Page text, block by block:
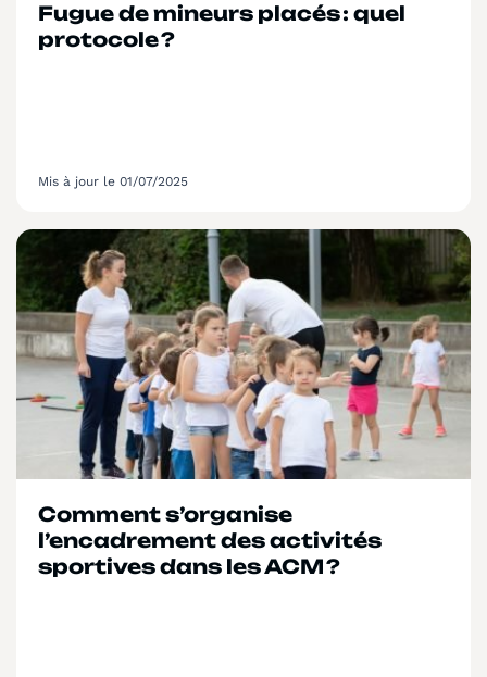
Fugue de mineurs placés : quel
protocole ?
Mis à jour le 01/07/2025
Comment s’organise
l’encadrement des activités
sportives dans les ACM ?